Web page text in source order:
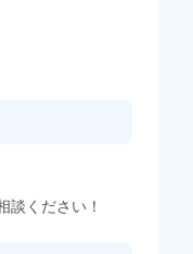
談ください！